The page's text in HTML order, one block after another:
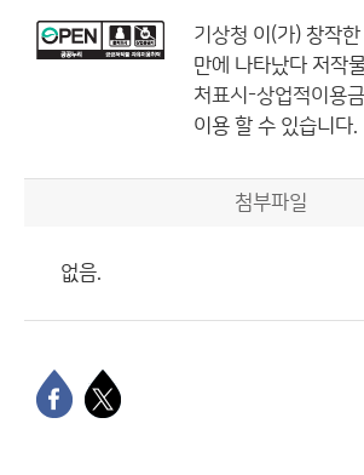
기상청 이(가) 창작한
만에 나타났다 저작
처표시-상업적이용금
이용 할 수 있습니다.
첨부파일
없음.